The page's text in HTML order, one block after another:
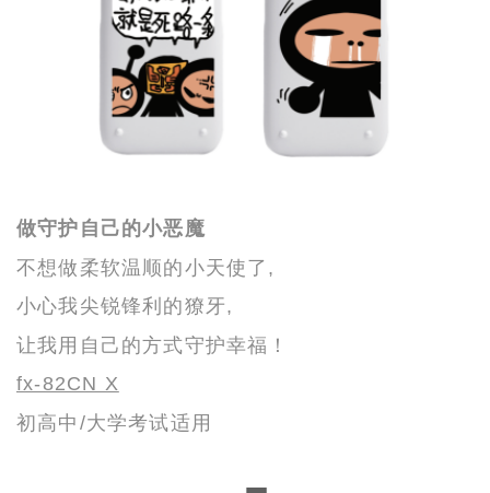
做守护自己的小恶魔
不想做柔软温顺的小天使了,
小心我尖锐锋利的獠牙,
让我用自己的方式守护幸福！
fx-82CN X
初高中/大学考试适用